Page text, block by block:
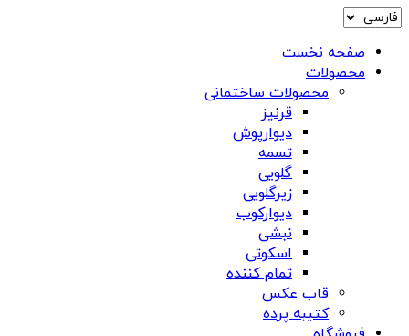
صفحه نخست
محصولات
محصولات ساختمانی
قرنیز
دیوارپوش
تسمه
گلویی
زیرگلویی
دیوارکوب
نبشی
اسکوتی
تمام کننده
قاب عکس
کتیبه پرده